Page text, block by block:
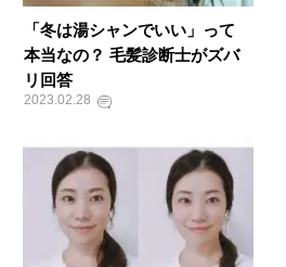
「冬は湯シャンでいい」って
本当なの？ 毛髪診断士がズバ
リ回答
2023.02.28